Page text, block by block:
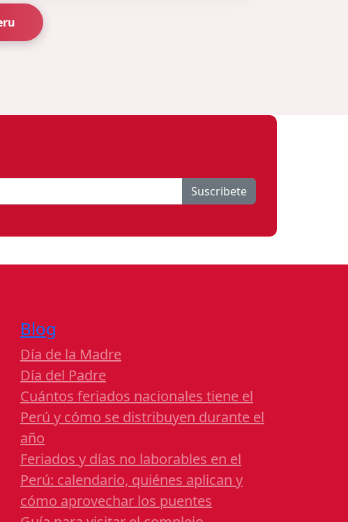
Suscribete
Blog
Día de la Madre
Día del Padre
Cuántos feriados nacionales tiene el
Perú y cómo se distribuyen durante el
año
Feriados y días no laborables en el
Perú: calendario, quiénes aplican y
cómo aprovechar los puentes